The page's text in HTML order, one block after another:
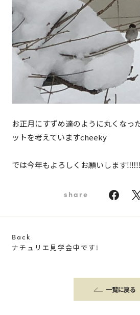
お正月にすずめ達のように丸くなっ
ットを考えていますcheeky
では今年もよろしくお願いします
share
Back
ナチュリエ見学会中です❕
一覧に戻る